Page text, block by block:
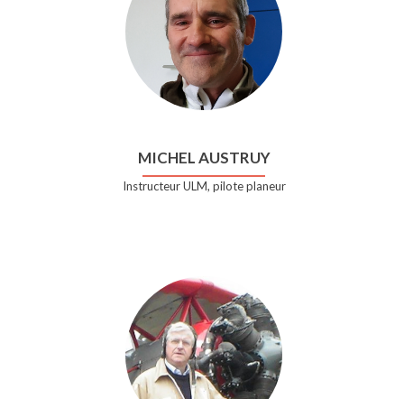
MICHEL AUSTRUY
Instructeur ULM, pilote planeur